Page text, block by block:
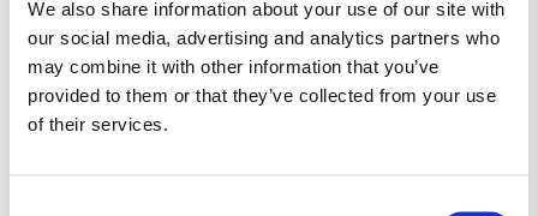
We also share information about your use of our site with
our social media, advertising and analytics partners who
may combine it with other information that you’ve
provided to them or that they’ve collected from your use
of their services.
af hvilke sukker
48,9 g
proteiner
6 g
saltækvivalenter
0,3 g
Se alt bland selv slik